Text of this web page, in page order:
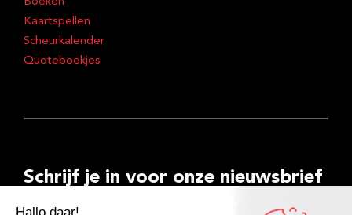
Kaartspellen
Scheurkalender
Quoteboekjes
Schrijf je in voor onze nieuwsbrief